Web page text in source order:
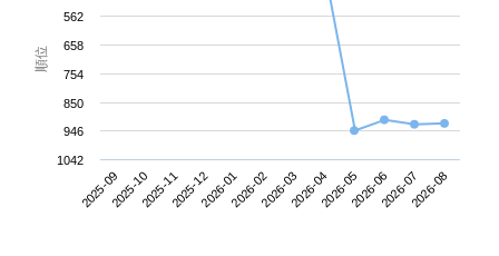
順位
2025-092025-102025-112025-122026-012026-022026-032026-042026-052026-062026-072026-08
562
658
754
850
946
1042